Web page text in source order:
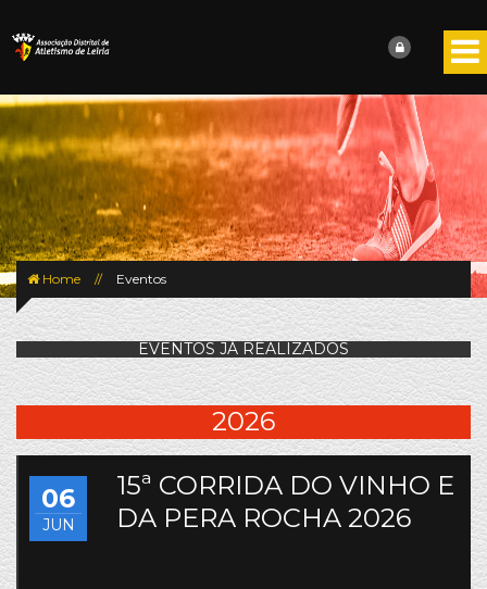
Home // Eventos
EVENTOS JÁ REALIZADOS
2026
06
JUN
15ª CORRIDA DO VINHO E
DA PERA ROCHA 2026